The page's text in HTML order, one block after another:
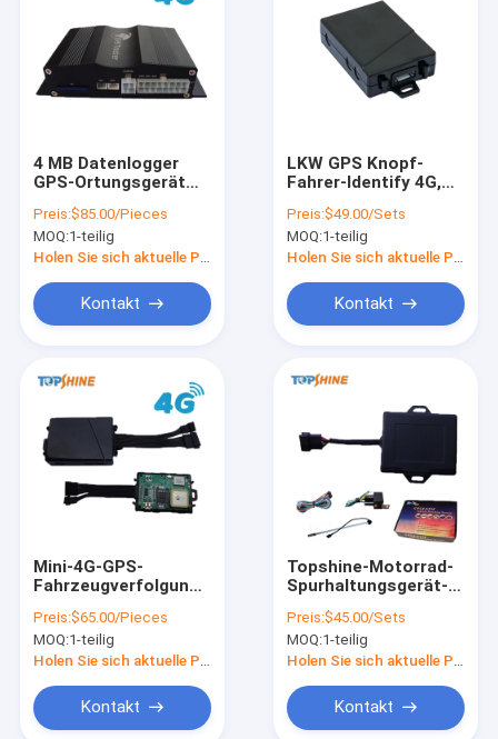
Videos
Über uns
Kontakt mit uns
Neuigkeiten
4 MB Datenlogger
GPS-Ortungsgerät
Ermüdungskamera
mit Infrarot-
Gesichtserkennung
Preis:$85.00/Pieces
MOQ:1-teilig
Holen Sie sich aktuelle Preis
Kontakt
LKW GPS Knopf-
Fahrer-Identify 4G,
intelligentem
Autoalarm aufspürt
Preis:$49.00/Sets
MOQ:1-teilig
Holen Sie sich aktuelle Preis
Kontakt
Mini-4G-GPS-
Fahrzeugverfolgung
Spannungsbereich
von 9 V bis 90 V
Preis:$65.00/Pieces
MOQ:1-teilig
Holen Sie sich aktuelle Preis
Kontakt
Topshine-Motorrad-
Spurhaltungsgerät-
mit Brennstoff-
Überwachungsanlage
Preis:$45.00/Sets
MOQ:1-teilig
Holen Sie sich aktuelle Preis
Kontakt